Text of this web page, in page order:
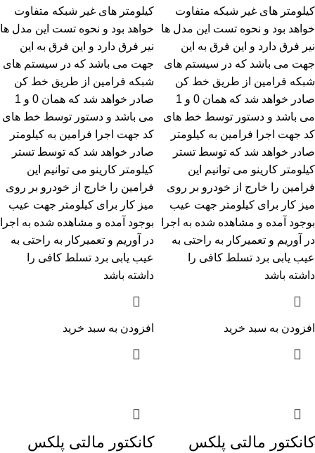
کیلومتر های غیر شبکه متفاوت
خواهد بود و نحوه تست این مدل ها
نیر فرق دارد و این فرق به این
جهت می باشد که در سیستم های
شبکه فرامین از طریق خط کن
صادر خواهد شد که همان 0 و 1
می باشد و دستور توسط خط های
کد جهت اجرا فرامین به کیلومتر
صادر خواهد شد که توسط تستر
کیلومتر کارینو می توانیم این
فرامین را خارج از خودرو بر روی
میز کار برای کیلومتر جهت عیب
بوجود آمده و مشاهده شده به اجرا
در آوریم و تعمیرکار به راحتی به
عیب یابی برد تسلط کافی را
داشته باشد
افزودن به سبد خرید
کیلومتر های غیر شبکه متفاوت
خواهد بود و نحوه تست این مدل ها
نیر فرق دارد و این فرق به این
جهت می باشد که در سیستم های
شبکه فرامین از طریق خط کن
صادر خواهد شد که همان 0 و 1
می باشد و دستور توسط خط های
کد جهت اجرا فرامین به کیلومتر
صادر خواهد شد که توسط تستر
کیلومتر کارینو می توانیم این
فرامین را خارج از خودرو بر روی
میز کار برای کیلومتر جهت عیب
بوجود آمده و مشاهده شده به اجرا
در آوریم و تعمیرکار به راحتی به
عیب یابی برد تسلط کافی را
داشته باشد
افزودن به سبد خرید
کانکتور مالتی پلکس کانکتور مالتی پلکس